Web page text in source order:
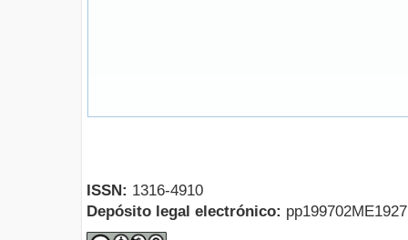
ISSN: 1316-4910
Depósito legal electrónico: